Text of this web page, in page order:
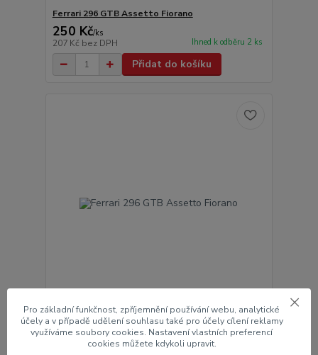
Ferrari 296 GTB Assetto Fiorano
250 Kč/ks
207 Kč bez DPH Ihned k odběru 2 ks
Přidat do košíku
Ferrari 296 GTB Assetto Fiorano
250 Kč/ks
bez DPH Ihned k odběru 2 ks
Pro základní funkčnost, zpříjemnění používání webu, analytické
účely a v případě udělení souhlasu také pro účely cílení reklamy
využíváme soubory cookies. Nastavení vlastních preferencí
cookies můžete kdykoli upravit.